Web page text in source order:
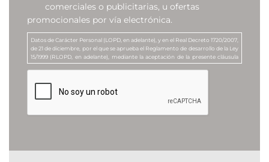
comerciales o publicitarias, u ofertas
promocionales por vía electrónica.
Datos de Carácter Personal (LOPD, en adelante), y en el Real Decreto 1720/2007,
de 21 de diciembre, por el que se aprueba el Reglamento de desarrollo de la Ley
15/1999 (RLOPD, en adelante), mediante la aceptación de la presente cláusula
Vd. consiente que su dirección de correo electrónico sea incorporada en un
Newsletter”, que responde a la finalidad de enviar newsletters y artículos de
contenido legal o jurídico a todos aquellos que lo soliciten, y de enviar
comunicaciones comerciales o publicitarias, u ofertas promocionales, sobre los
Fichero es MANUBENS Y ASOCIADOS, S.L.P.